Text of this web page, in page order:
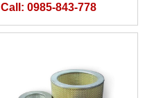
Call: 0985-843-778